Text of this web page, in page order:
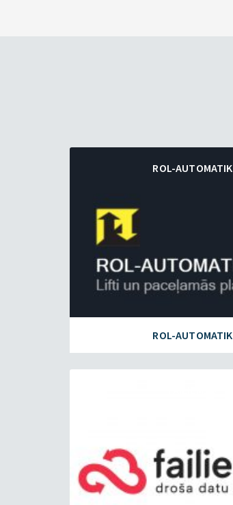
ROL-AUTOMATIK
ROL-AUTOMATIK